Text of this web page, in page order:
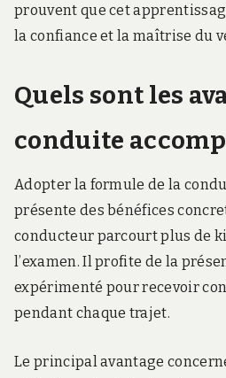
prouvent que cet
la confiance et la maîtrise du
Quels sont les
conduite
Adopter la formule de la
présente des bénéfices
conducteur parcourt plus de
l’examen. Il profite de la
expérimenté pour recevoir
pendant chaque trajet.
Le principal avantage